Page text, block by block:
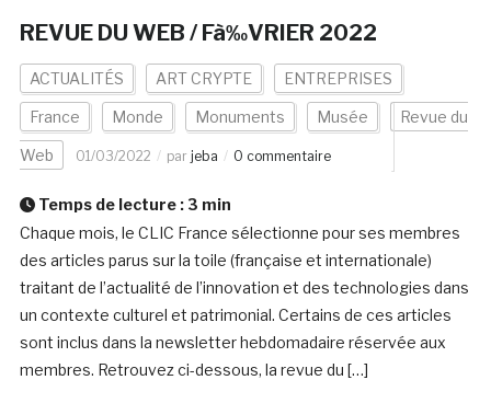
REVUE DU WEB / Fà‰VRIER 2022
ACTUALITÉS ART CRYPTE ENTREPRISES
France Monde Monuments Musée Revue du
Web 01/03/2022 par jeba 0 commentaire
Temps de lecture : 3 min
Chaque mois, le CLIC France sélectionne pour ses membres
des articles parus sur la toile (française et internationale)
traitant de l’actualité de l’innovation et des technologies dans
un contexte culturel et patrimonial. Certains de ces articles
sont inclus dans la newsletter hebdomadaire réservée aux
membres. Retrouvez ci-dessous, la revue du […]